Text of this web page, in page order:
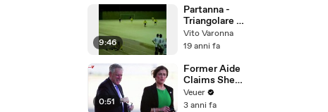
2004
9:46
Partanna -
Triangolare di
calcio - 23 -
08 - 07
Vito Varonna
19 anni fa
0:51
Former Aide
Claims She
Was Asked to
Make a ‘Hit
Veuer
3 anni fa